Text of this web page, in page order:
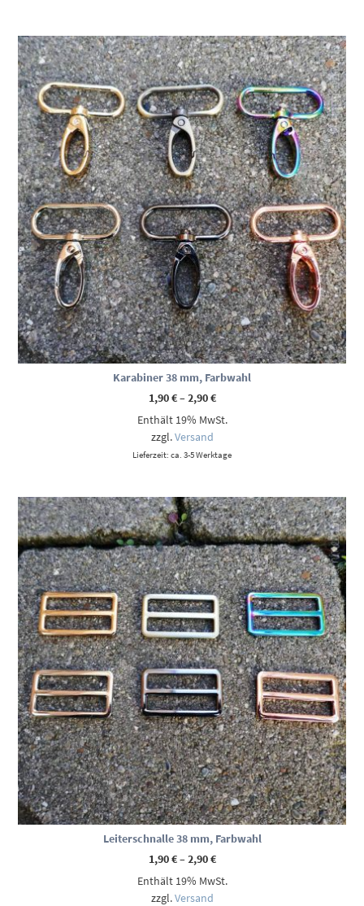
Karabiner 38 mm, Farbwahl
1,90€–2,90€Preisspanne:
bis
Enthält 19% MwSt.
zzgl.Versand
Lieferzeit: ca. 3-5 Werktage
Leiterschnalle 38 mm, Farbwahl
1,90€–2,90€Preisspanne:
bis
Enthält 19% MwSt.
zzgl.Versand